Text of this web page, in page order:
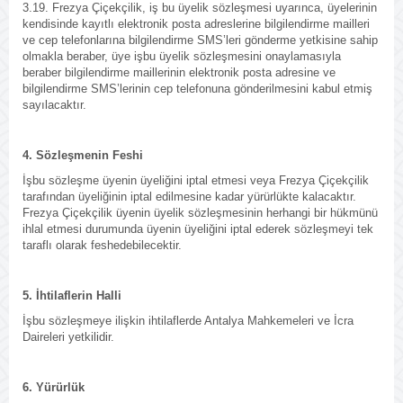
3.19. Frezya Çiçekçilik, iş bu üyelik sözleşmesi uyarınca, üyelerinin
kendisinde kayıtlı elektronik posta adreslerine bilgilendirme mailleri
ve cep telefonlarına bilgilendirme SMS’leri gönderme yetkisine sahip
olmakla beraber, üye işbu üyelik sözleşmesini onaylamasıyla
beraber bilgilendirme maillerinin elektronik posta adresine ve
bilgilendirme SMS’lerinin cep telefonuna gönderilmesini kabul etmiş
sayılacaktır.
4. Sözleşmenin Feshi
İşbu sözleşme üyenin üyeliğini iptal etmesi veya Frezya Çiçekçilik
tarafından üyeliğinin iptal edilmesine kadar yürürlükte kalacaktır.
Frezya Çiçekçilik üyenin üyelik sözleşmesinin herhangi bir hükmünü
ihlal etmesi durumunda üyenin üyeliğini iptal ederek sözleşmeyi tek
taraflı olarak feshedebilecektir.
5. İhtilaflerin Halli
İşbu sözleşmeye ilişkin ihtilaflerde Antalya Mahkemeleri ve İcra
Daireleri yetkilidir.
6. Yürürlük